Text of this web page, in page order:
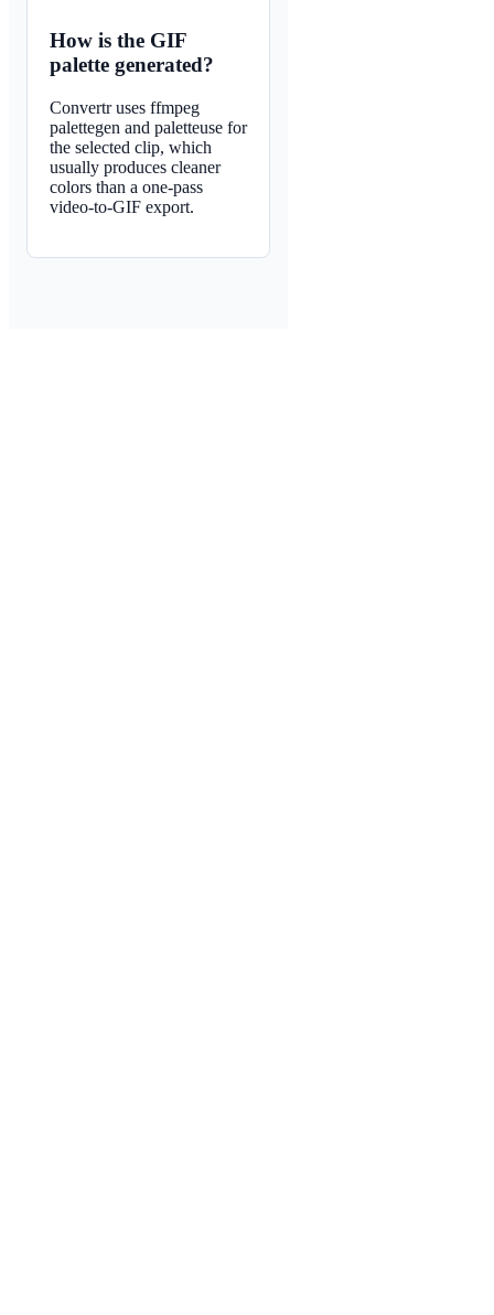
How is the GIF
palette generated?
Convertr uses ffmpeg
palettegen and paletteuse for
the selected clip, which
usually produces cleaner
colors than a one-pass
video-to-GIF export.